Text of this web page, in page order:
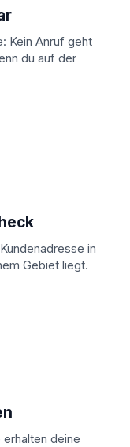
Kein Anruf geht
du auf der
in
Gebiet liegt.
deine